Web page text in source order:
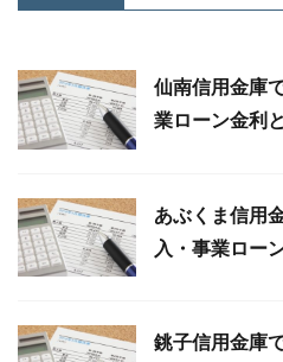
仙南信用金庫
業ローン金利
あぶくま信用
入・事業ロー
銚子信用金庫